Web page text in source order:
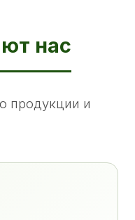
нас
продукции и